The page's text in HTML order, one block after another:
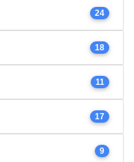
24
18
11
17
9